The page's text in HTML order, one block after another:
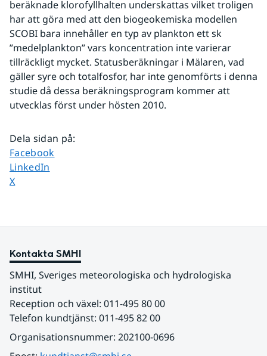
beräknade klorofyllhalten underskattas vilket troligen
har att göra med att den biogeokemiska modellen
SCOBI bara innehåller en typ av plankton ett sk
”medelplankton” vars koncentration inte varierar
tillräckligt mycket. Statusberäkningar i Mälaren, vad
gäller syre och totalfosfor, har inte genomförts i denna
studie då dessa beräkningsprogram kommer att
utvecklas först under hösten 2010.
Dela sidan på:
Dela sidan på
Facebook
Dela sidan på
LinkedIn
Dela sidan på
X
Kontakta SMHI
SMHI, Sveriges meteorologiska och hydrologiska
institut
Reception och växel: 011-495 80 00
Telefon kundtjänst: 011-495 82 00
Organisationsnummer: 202100-0696